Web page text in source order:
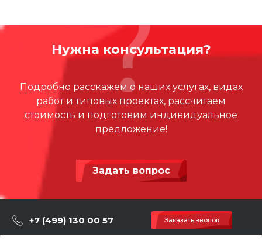
Нужна консультация?
Подробно расскажем о наших услугах, видах
работ и типовых проектах, рассчитаем
стоимость и подготовим индивидуальное
предложение!
Задать вопрос
+7 (499) 130 00 57 Заказать звонок